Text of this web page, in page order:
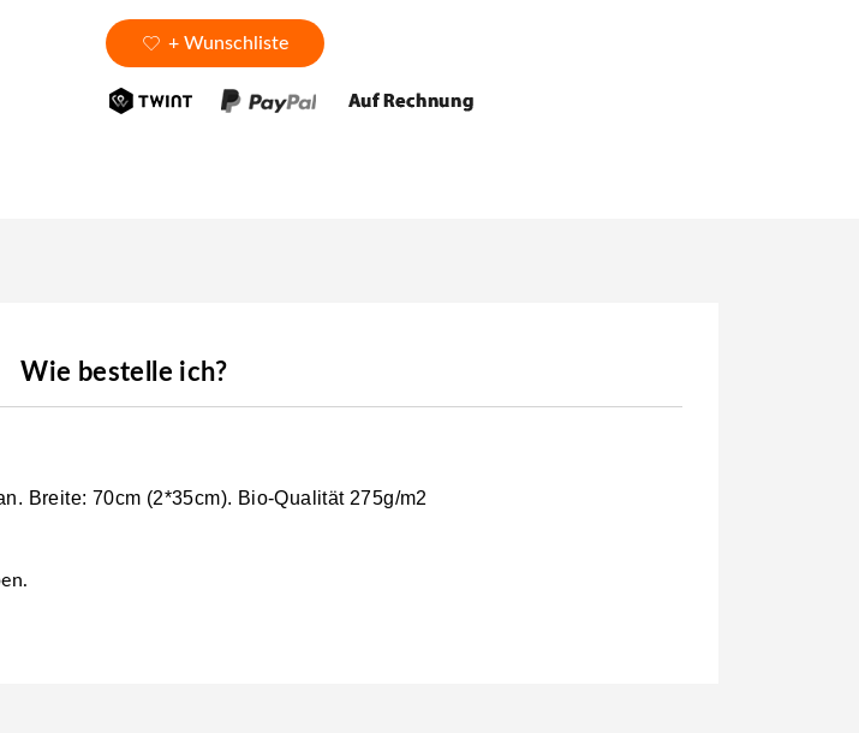
+ Wunschliste
Wie bestelle ich?
Breite: 70cm (2*35cm). Bio-Qualität 275g/m2